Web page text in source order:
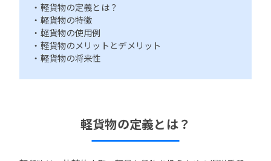
・軽貨物の定義とは？
・軽貨物の特徴
・軽貨物の使用例
・軽貨物のメリットとデメリット
・軽貨物の将来性
軽貨物の定義とは？